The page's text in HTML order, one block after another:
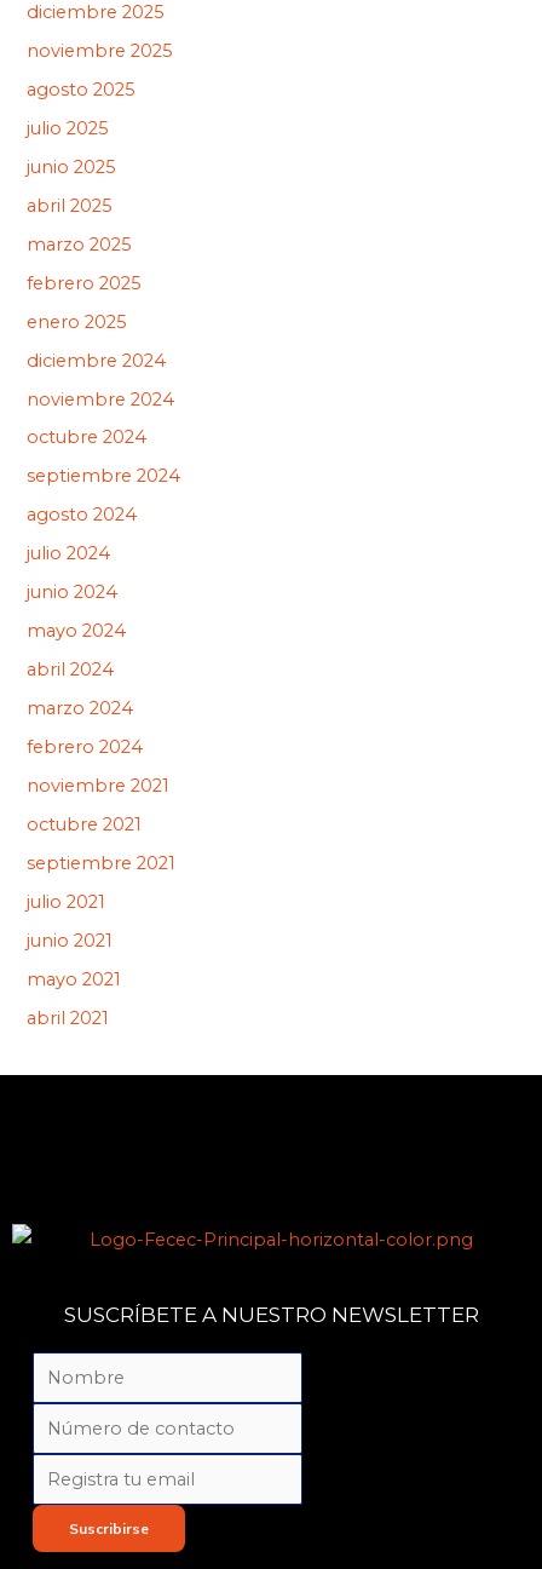
diciembre 2025
noviembre 2025
agosto 2025
julio 2025
junio 2025
abril 2025
marzo 2025
febrero 2025
enero 2025
diciembre 2024
noviembre 2024
octubre 2024
septiembre 2024
agosto 2024
julio 2024
junio 2024
mayo 2024
abril 2024
marzo 2024
febrero 2024
noviembre 2021
octubre 2021
septiembre 2021
julio 2021
junio 2021
mayo 2021
abril 2021
SUSCRÍBETE A NUESTRO NEWSLETTER
Suscribirse